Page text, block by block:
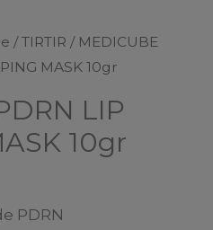
/TIRTIR / MEDICUBE
MASK 10gr
LIP
10gr
PDRN